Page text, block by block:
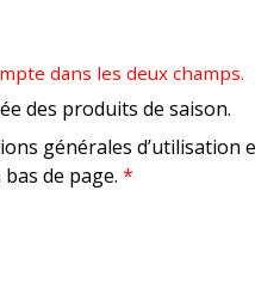
dans les deux champs.
des produits de saison.
générales d’utilisation
de page. *